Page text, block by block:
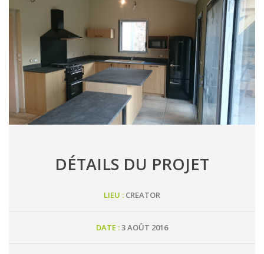
DÉTAILS DU PROJET
LIEU : CREATOR
DATE :3 AOÛT 2016